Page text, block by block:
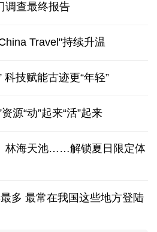
调查最终报告
Travel"持续升温
科技赋能古迹更“年轻”
源“动”起来“活”起来
林海天池……解锁夏日限定体
多 最常在我国这些地方登陆